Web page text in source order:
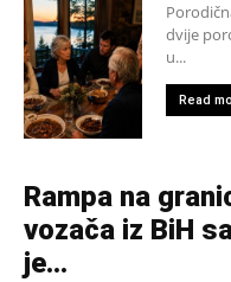
dvije
u...
Read
Rampa na
vozača iz BiH
je…